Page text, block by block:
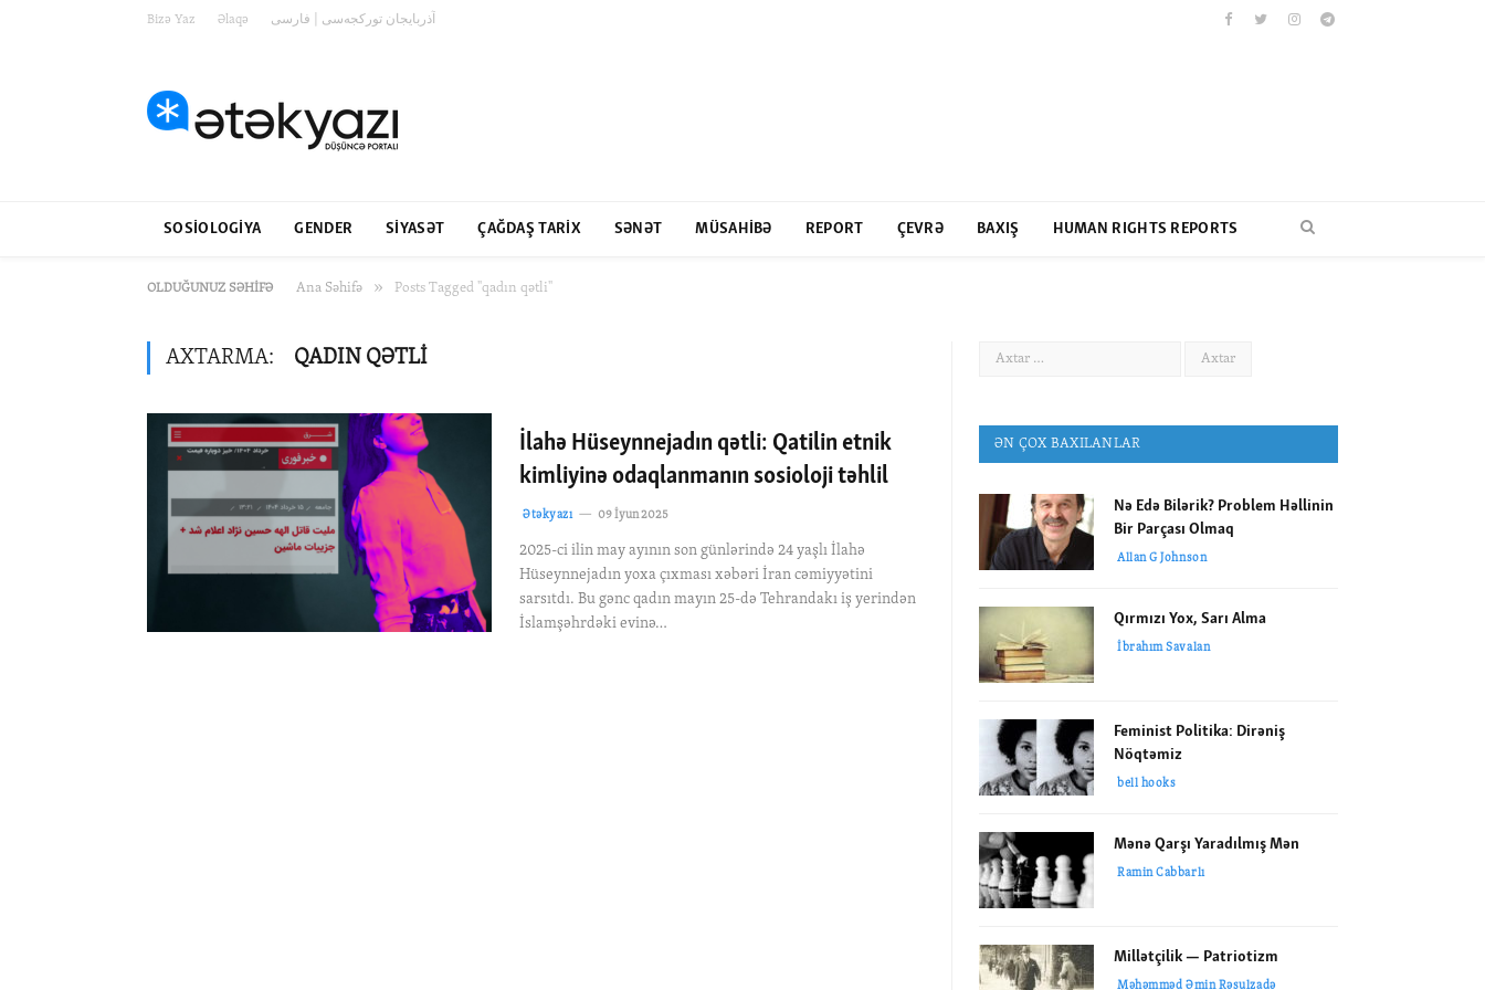
Bizə Yaz Əlaqə آذربایجان تورکجه‌سی | فارسی FacebookTwitterInstagramTelegram
SOSIOLOGIYA GENDER SIYASƏT ÇAĞDAŞ TARIX SƏNƏT MÜSAHIBƏ REPORT ÇEVRƏ BAXIŞ HUMAN RIGHTS REPORTS
OLDUĞUNUZ SƏHIFƏ Ana Səhifə » Posts Tagged "qadın qətli"
AXTARMA: QADIN QƏTLI
İlahə Hüseynnejadın qətli: Qatilin etnik
kimliyinə odaqlanmanın sosioloji təhlil
Ətəkyazı 09 İyun 2025
2025-ci ilin may ayının son günlərində 24 yaşlı İlahə
Hüseynnejadın yoxa çıxması xəbəri İran cəmiyyətini
sarsıtdı. Bu gənc qadın mayın 25-də Tehrandakı iş yerindən
İslamşəhrdəki evinə…
ƏN ÇOX BAXILANLAR
Nə Edə Bilərik? Problem Həllinin
Bir Parçası Olmaq
Allan G Johnson
Qırmızı Yox, Sarı Alma
İbrahım Savalan
Feminist Politika: Dirəniş
Nöqtəmiz
bell hooks
Mənə Qarşı Yaradılmış Mən
Ramin Cabbarlı
Millətçilik — Patriotizm
Məhəmməd Əmin Rəsulzadə